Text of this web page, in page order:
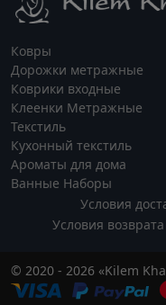
Ковры
Дорожки метражные
Коврики входные
Клеенки Метражные
Текстиль
Кухонный текстиль
Ароматы для дома
Ванные Наборы
Условия
Условия
© 2020 - 2026 «Kilem